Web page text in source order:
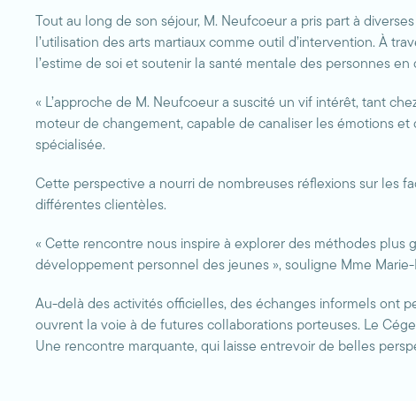
Tout au long de son séjour, M. Neufcoeur a pris part à
l’utilisation des arts martiaux comme outil d’intervention. À
l’estime de soi et soutenir la santé mentale des personnes
« L’approche de M. Neufcoeur a suscité un vif intérêt, tant
moteur de changement, capable de canaliser les émotions
spécialisée.
Cette perspective a nourri de nombreuses réflexions sur les
différentes clientèles.
« Cette rencontre nous inspire à explorer des méthodes plus
développement personnel des jeunes », souligne Mme
Au-delà des activités officielles, des échanges informels ont
ouvrent la voie à de futures collaborations porteuses. Le
Une rencontre marquante, qui laisse entrevoir de belles